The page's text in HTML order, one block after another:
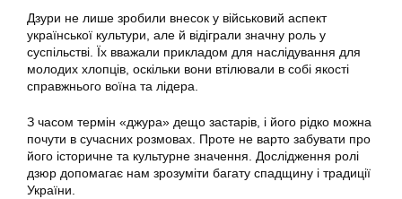
Дзури не лише зробили внесок у військовий аспект
української культури, але й відіграли значну роль у
суспільстві. Їх вважали прикладом для наслідування для
молодих хлопців, оскільки вони втілювали в собі якості
справжнього воїна та лідера.
З часом термін «джура» дещо застарів, і його рідко можна
почути в сучасних розмовах. Проте не варто забувати про
його історичне та культурне значення. Дослідження ролі
дзюр допомагає нам зрозуміти багату спадщину і традиції
України.